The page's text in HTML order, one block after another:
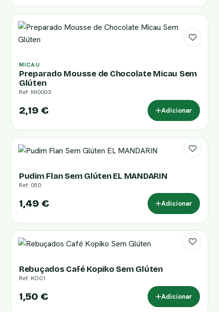
MICAU
Preparado Mousse de Chocolate Micau Sem
Glúten
Ref: MI0003
2,19 € Adicionar
Pudim Flan Sem Glúten EL MANDARIN
Ref: 050
1,49 € Adicionar
Rebuçados Café Kopiko Sem Glúten
Ref: KO01
1,50 € Adicionar